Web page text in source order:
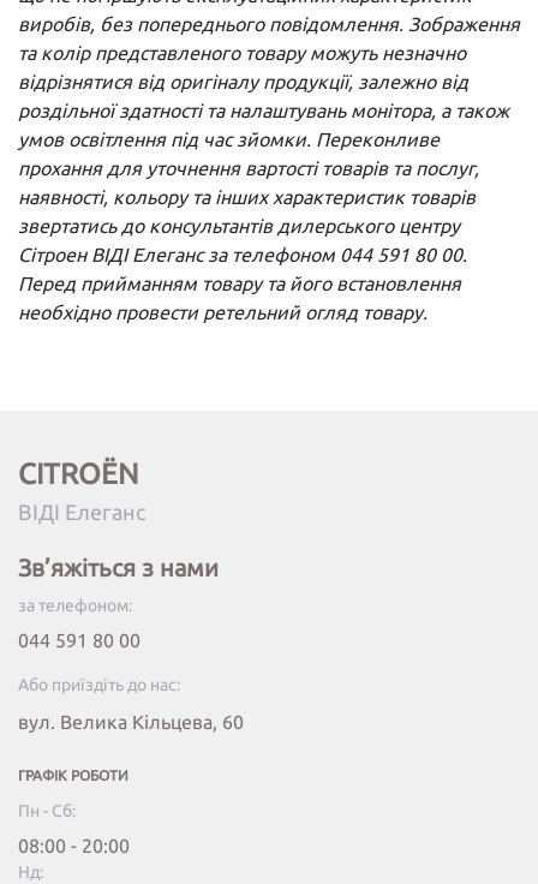
виробів, без попереднього повідомлення. Зображення
та колір представленого товару можуть незначно
відрізнятися від оригіналу продукції, залежно від
роздільної здатності та налаштувань монітора, а також
умов освітлення під час зйомки. Переконливе
прохання для уточнення вартості товарів та послуг,
наявності, кольору та інших характеристик товарів
звертатись до консультантів дилерського центру
Сітроен ВІДІ Елеганс за телефоном 044 591 80 00.
Перед прийманням товару та його встановлення
необхідно провести ретельний огляд товару.
CITROËN
ВІДІ Елеганс
Зв’яжіться з нами
за телефоном:
044 591 80 00
Або приїздіть до нас:
вул. Велика Кільцева, 60
ГРАФІК РОБОТИ
Пн - Сб:
08:00 - 20:00
Нд: